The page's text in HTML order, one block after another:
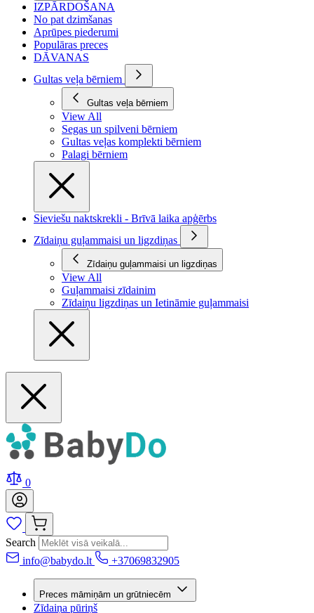
IZPĀRDOŠANA
No pat dzimšanas
Aprūpes piederumi
Populāras preces
DĀVANAS
Gultas veļa bērniem
Gultas veļa bērniem
View All
Segas un spilveni bērniem
Gultas veļas komplekti bērniem
Palagi bērniem
Sieviešu naktskrekli - Brīvā laika apģērbs
Zīdaiņu guļammaisi un ligzdiņas
Zīdaiņu guļammaisi un ligzdiņas
View All
Guļammaisi zīdainim
Zīdaiņu ligzdiņas un Ietināmie guļammaisi
0
Search
info@babydo.lt
+37069832905
Preces māmiņām un grūtniecēm
Zīdaiņa pūriņš